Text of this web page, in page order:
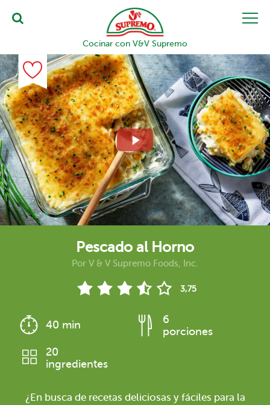
Cocinar con V&V Supremo
Pescado al Horno
Por V & V Supremo Foods, Inc.
3,75
40 min
6
porciones
20
ingredientes
¿En busca de recetas deliciosas y fáciles para la